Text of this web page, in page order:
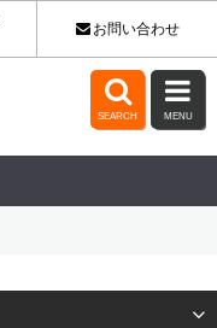
お問い合わせ

SEARCH

MENU